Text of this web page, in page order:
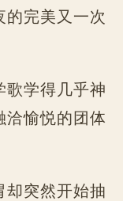
完美又一次
学得几乎神
愉悦的团体
突然开始抽